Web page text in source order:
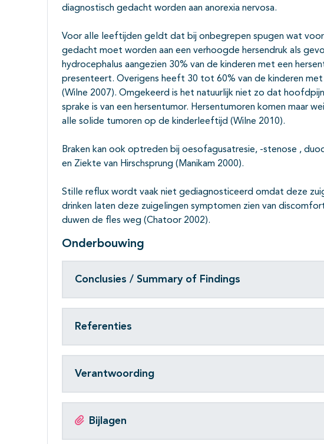
diagnostisch gedacht worden aan anorexia nervosa.
Voor alle leeftijden geldt dat bij onbegrepen spugen wat
gedacht moet worden aan een verhoogde hersendruk als
hydrocephalus aangezien 30% van de kinderen met een
presenteert. Overigens heeft 30 tot 60% van de kinderen
(Wilne 2007). Omgekeerd is het natuurlijk niet zo dat
sprake is van een hersentumor. Hersentumoren komen maar
alle solide tumoren op de kinderleeftijd (Wilne 2010).
Braken kan ook optreden bij oesofagusatresie, -stenose ,
en Ziekte van Hirschsprung (Manikam 2000).
Stille reflux wordt vaak niet gediagnosticeerd omdat deze
drinken laten deze zuigelingen symptomen zien van
duwen de fles weg (Chatoor 2002).
Onderbouwing
Conclusies / Summary of Findings
Referenties
Verantwoording
Bijlagen